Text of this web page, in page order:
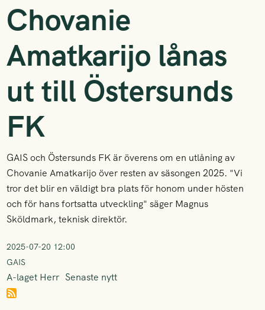
Chovanie
Amatkarijo lånas
ut till Östersunds
FK
GAIS och Östersunds FK är överens om en utlåning av
Chovanie Amatkarijo över resten av säsongen 2025. "Vi
tror det blir en väldigt bra plats för honom under hösten
och för hans fortsatta utveckling" säger Magnus
Sköldmark, teknisk direktör.
2025-07-20 12:00
GAIS
A-laget Herr Senaste nytt